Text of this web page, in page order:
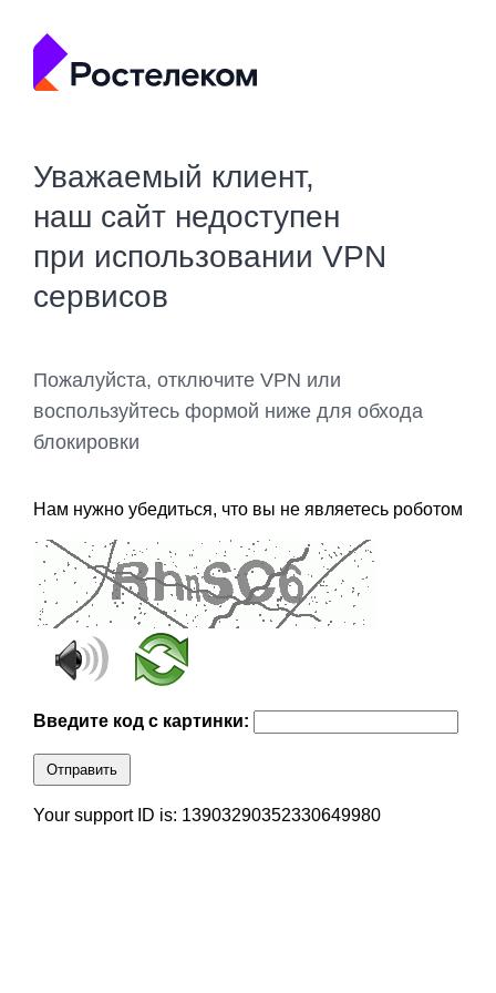
Уважаемый клиент,
наш сайт недоступен
при использовании VPN
сервисов
Пожалуйста, отключите VPN или
воспользуйтесь формой ниже для обхода
блокировки
Нам нужно убедиться, что вы не являетесь роботом
Введите код с картинки:
Отправить
Your support ID is: 13903290352330649980